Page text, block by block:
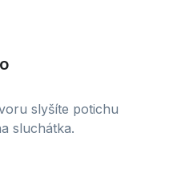
slyšíte potichu
sluchátka.